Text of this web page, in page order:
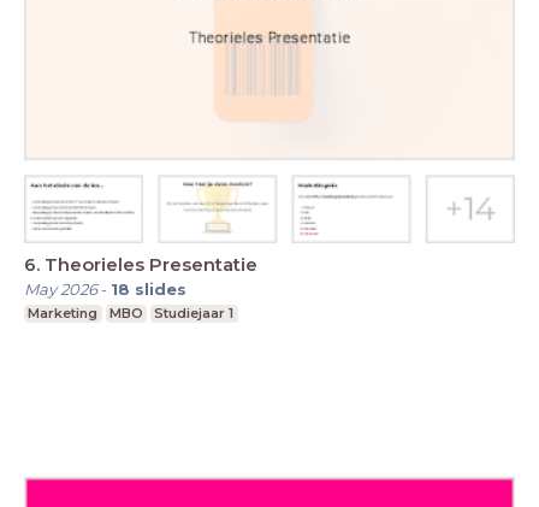
6. Theorieles Presentatie
May 2026- 18 slides
Marketing MBO Studiejaar 1